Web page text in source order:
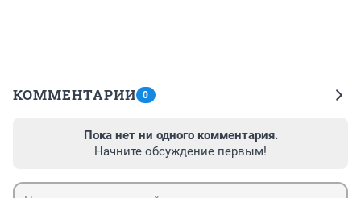
КОММЕНТАРИИ 0
Пока нет ни одного комментария.
Начните обсуждение первым!